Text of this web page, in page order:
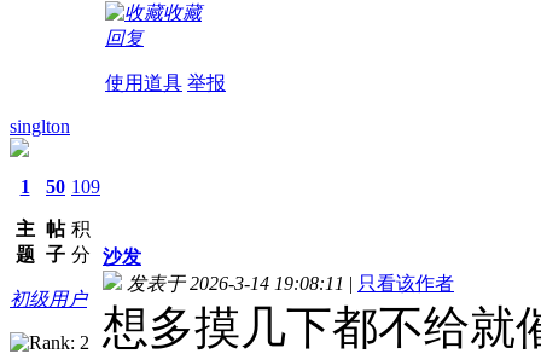
收藏
回复
使用道具 举报
singlton
1
主
题
50
帖
子
109
积
分
初级用户
沙发
发表于 2026-3-14 19:08:11 | 只看该作者
想多摸几下都不给就